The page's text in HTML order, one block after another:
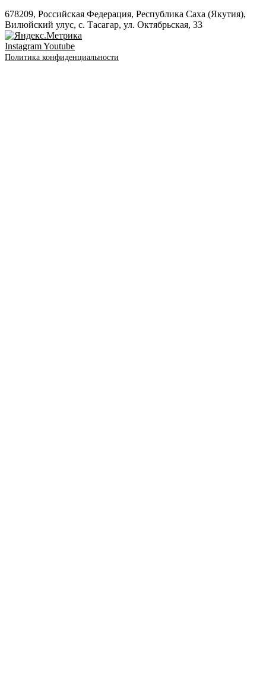
678209, Российская Федерация, Республика Саха (Якутия),
Вилюйский улус, с. Тасагар, ул. Октябрьская, 33
InstagramYoutube
Политика конфиденциальности